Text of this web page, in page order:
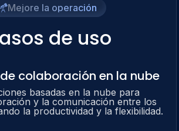
Mejore la operación
de uso
colaboración en la nube
basadas en la nube para
y la comunicación entre los
la productividad y la flexibilidad.